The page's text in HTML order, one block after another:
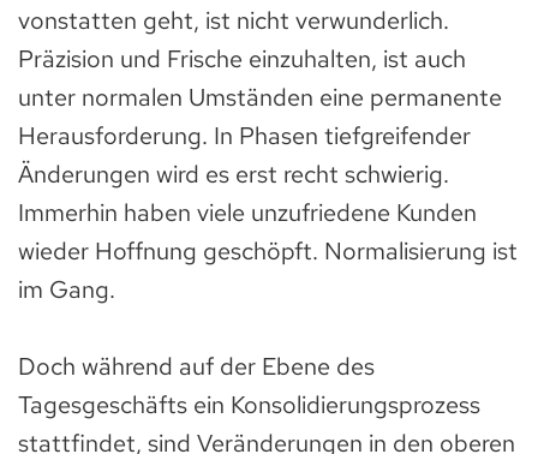
vonstatten geht, ist nicht verwunderlich.
Präzision und Frische einzuhalten, ist auch
unter normalen Umständen eine permanente
Herausforderung. In Phasen tiefgreifender
Änderungen wird es erst recht schwierig.
Immerhin haben viele unzufriedene Kunden
wieder Hoffnung geschöpft. Normalisierung ist
im Gang.
Doch während auf der Ebene des
Tagesgeschäfts ein Konsolidierungsprozess
stattfindet, sind Veränderungen in den oberen